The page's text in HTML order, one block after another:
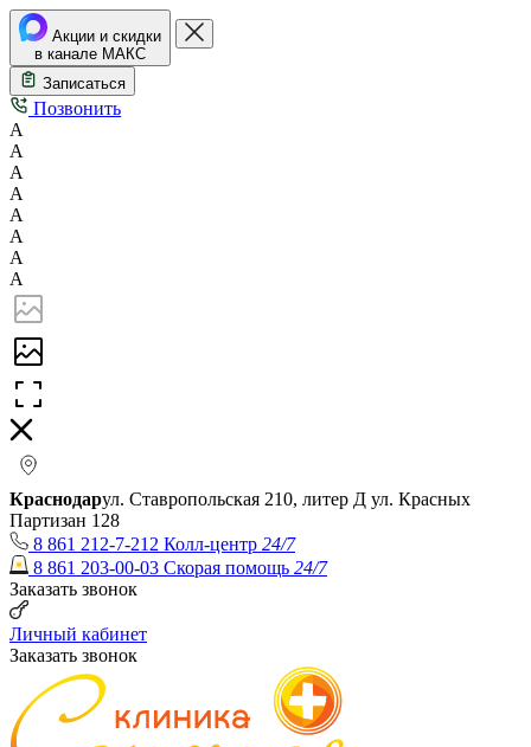
Акции и скидки
в канале МАКС
Записаться
Позвонить
А
А
А
А
А
А
А
А
Краснодарул. Ставропольская 210, литер Д ул. Красных
Партизан 128
8 861 212-7-212 Колл-центр 24/7
8 861 203-00-03 Скорая помощь 24/7
Заказать звонок
Личный кабинет
Заказать звонок